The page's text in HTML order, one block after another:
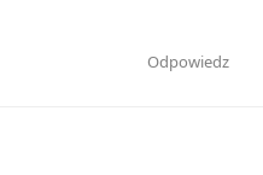
Odpowiedz